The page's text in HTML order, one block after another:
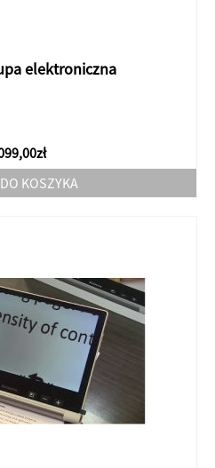
elektroniczna
zł
KOSZYKA